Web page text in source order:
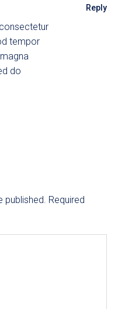
tempor
do
Reply
published. Required